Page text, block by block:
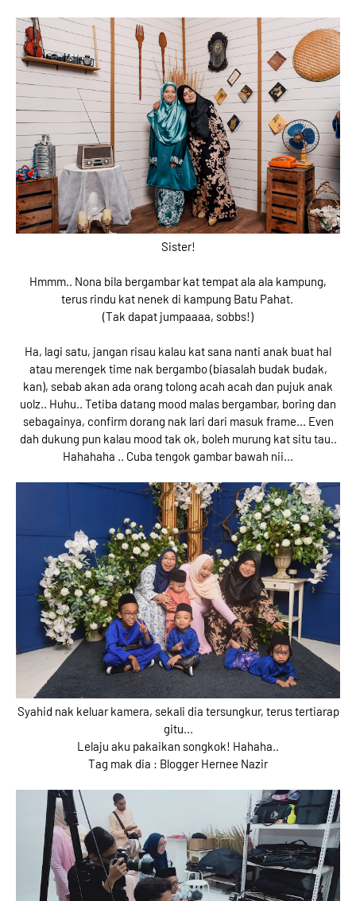
Sister!
Hmmm.. Nona bila bergambar kat tempat ala ala kampung,
terus rindu kat nenek di kampung Batu Pahat.
(Tak dapat jumpaaaa, sobbs!)
Ha, lagi satu, jangan risau kalau kat sana nanti anak buat hal
atau merengek time nak bergambo (biasalah budak budak,
kan), sebab akan ada orang tolong acah acah dan pujuk anak
uolz.. Huhu.. Tetiba datang mood malas bergambar, boring dan
sebagainya, confirm dorang nak lari dari masuk frame... Even
dah dukung pun kalau mood tak ok, boleh murung kat situ tau..
Hahahaha .. Cuba tengok gambar bawah nii...
Syahid nak keluar kamera, sekali dia tersungkur, terus tertiarap
gitu...
Lelaju aku pakaikan songkok! Hahaha..
Tag mak dia : Blogger Hernee Nazir